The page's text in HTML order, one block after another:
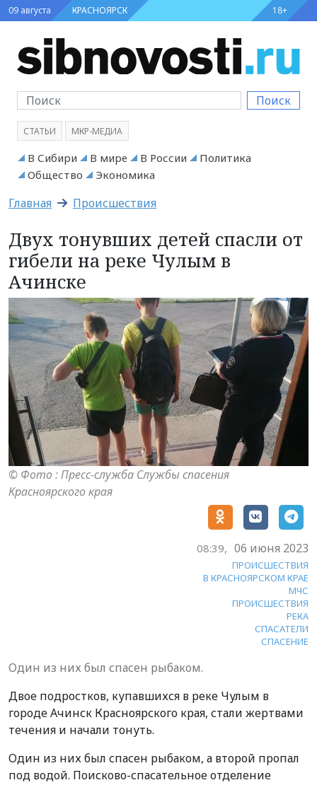
09 августа КРАСНОЯРСК 18+
Поиск
СТАТЬИ МКР-МЕДИА
В Сибири В мире В России
Политика
Общество
Экономика
Главная Происшествия
Двух тонувших детей спасли от
гибели на реке Чулым в
Ачинске
© Фото : Пресс-служба Службы спасения
Красноярского края
08:39, 06 июня 2023
ПРОИСШЕСТВИЯ
В КРАСНОЯРСКОМ КРАЕ
МЧС
ПРОИСШЕСТВИЯ
РЕКА
СПАСАТЕЛИ
СПАСЕНИЕ
Один из них был спасен рыбаком.
Двое подростков, купавшихся в реке Чулым в
городе Ачинск Красноярского края, стали жертвами
течения и начали тонуть.
Один из них был спасен рыбаком, а второй пропал
под водой. Поисково-спасательное отделение